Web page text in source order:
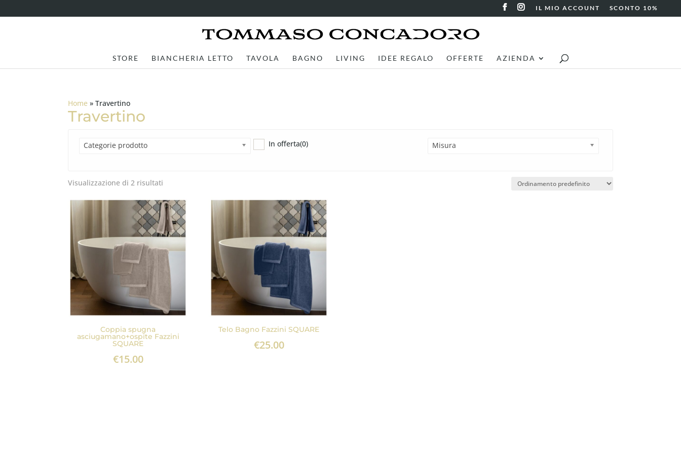
IL MIO ACCOUNT SCONTO 10%
STORE BIANCHERIA LETTO TAVOLA BAGNO LIVING IDEE REGALO OFFERTE AZIENDA
Home »Travertino
Travertino
Categorie prodotto In offerta(0) Misura
Visualizzazione di 2 risultati
Coppia spugna
asciugamano+ospite Fazzini
SQUARE
€15.00
Telo Bagno Fazzini SQUARE
€25.00